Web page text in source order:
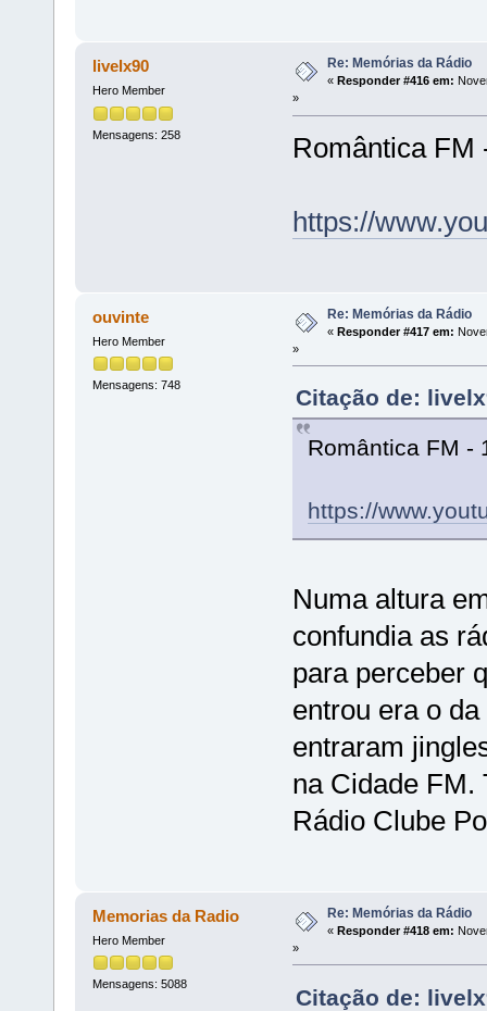
livelx90
Hero Member
Mensagens: 258
Re: Memórias da Rádio
« Responder #416 em:
»
Romântica FM
https://
ouvinte
Hero Member
Mensagens: 748
Re: Memórias da Rádio
« Responder #417 em:
»
Citação de:
Romântica FM -
https://
Numa altura
confundia as
para perceber
entrou era o
entraram
na Cidade FM.
Rádio Clube
Memorias da Radio
Hero Member
Mensagens: 5088
Re: Memórias da Rádio
« Responder #418 em:
»
Citação de: